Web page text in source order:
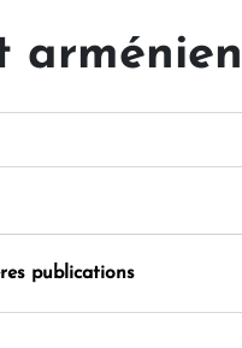
arménien
publications